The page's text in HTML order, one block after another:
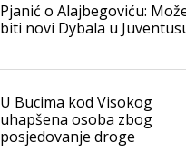
Pjanić o Alajbegoviću:
biti novi Dybala u
U Bucima kod Visokog
uhapšena osoba zbog
posjedovanje droge